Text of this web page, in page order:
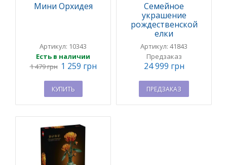
Мини Орхидея
Артикул: 10343
Есть в наличии
1 479 грн 1 259 грн
КУПИТЬ
Семейное
украшение
рождественской
елки
Артикул: 41843
Предзаказ
24 999 грн
ПРЕДЗАКАЗ